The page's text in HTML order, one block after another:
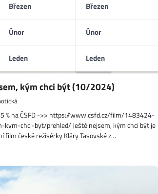
Březen
Únor
Leden
Březen
Únor
Leden
kým chci být (10/2024)
% na ČSFD ->> https://www.csfd.cz/film/1483424-
kym-chci-byt/prehled/ Ještě nejsem, kým chci být je
film české režisérky Kláry Tasovské z…